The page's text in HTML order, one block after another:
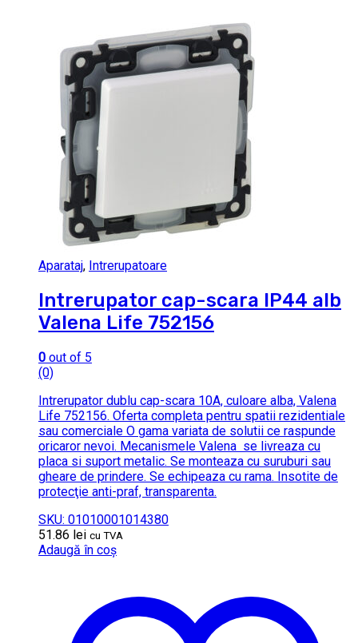
Aparataj, Intrerupatoare
Intrerupator cap-scara IP44 alb
Valena Life 752156
0 out of 5
(0)
Intrerupator dublu cap-scara 10A, culoare alba, Valena
Life 752156. Oferta completa pentru spatii rezidentiale
sau comerciale O gama variata de solutii ce raspunde
oricaror nevoi. Mecanismele Valena se livreaza cu
placa si suport metalic. Se monteaza cu suruburi sau
gheare de prindere. Se echipeaza cu rama. Insotite de
protecţie anti-praf, transparenta.
SKU: 01010001014380
51.86 lei cu TVA
Adaugă în coș